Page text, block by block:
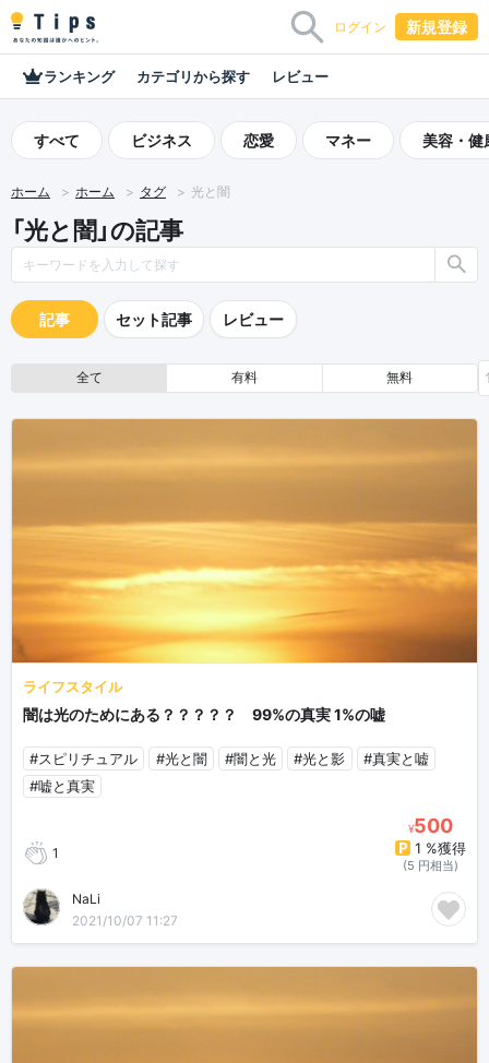
ログイン 新規登録
ランキング カテゴリから探す レビュー
すべて ビジネス 恋愛 マネー 美容・健
ホーム ホーム タグ 光と闇
「光と闇」の記事
記事 セット記事 レビュー
全て 有料 無料
ライフスタイル
闇は光のためにある？？？？？ 99%の真実 1%の嘘
#スピリチュアル #光と闇 #闇と光 #光と影
#真実と嘘
#嘘と真実
1
¥500
1 %獲得
(5 円相当)
NaLi
2021/10/07 11:27